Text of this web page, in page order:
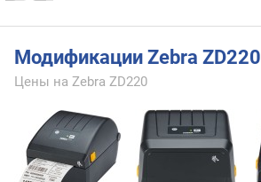
Модификации Zebra ZD220
Цены на Zebra ZD220